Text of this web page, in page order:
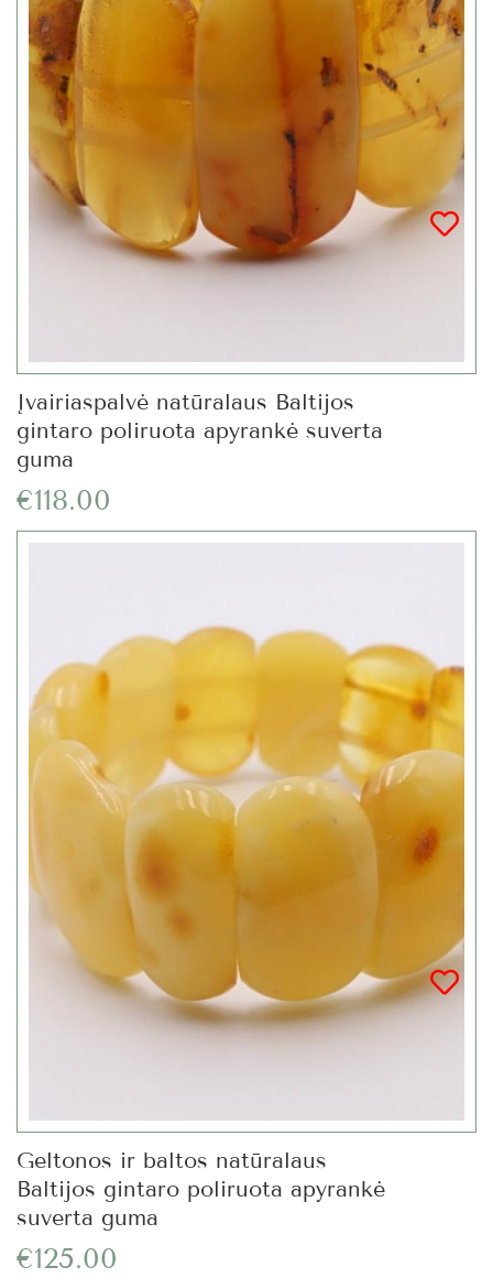
Įvairiaspalvė natūralaus Baltijos
gintaro poliruota apyrankė suverta
guma
€118.00
Geltonos ir baltos natūralaus
Baltijos gintaro poliruota apyrankė
suverta guma
€125.00